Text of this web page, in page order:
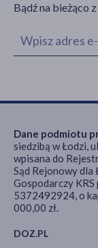
Bądź na bieżąco
DOZ.PL
Dane podmiotu
siedzibą w Łodzi,
wpisana do
Sąd Rejonowy dla
Gospodarczy
5372492924, o
000,00 zł.